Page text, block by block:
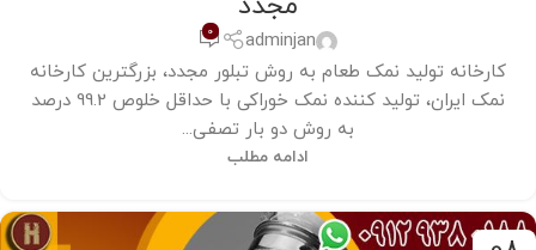
adminjan
0
کارخانه تولید نمک طعام به روش تبلور مجدد، بزرگترین کارخانه
نمک ایران، تولید کننده نمک خوراکی با حداقل خلوص 99.2 درصد
به روش دو بار تصفی...
ادامه مطلب